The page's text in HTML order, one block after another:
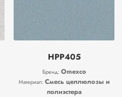
HPP405
Бренд: Omexco
Материал: Смесь целлюлозы и
полиэстера